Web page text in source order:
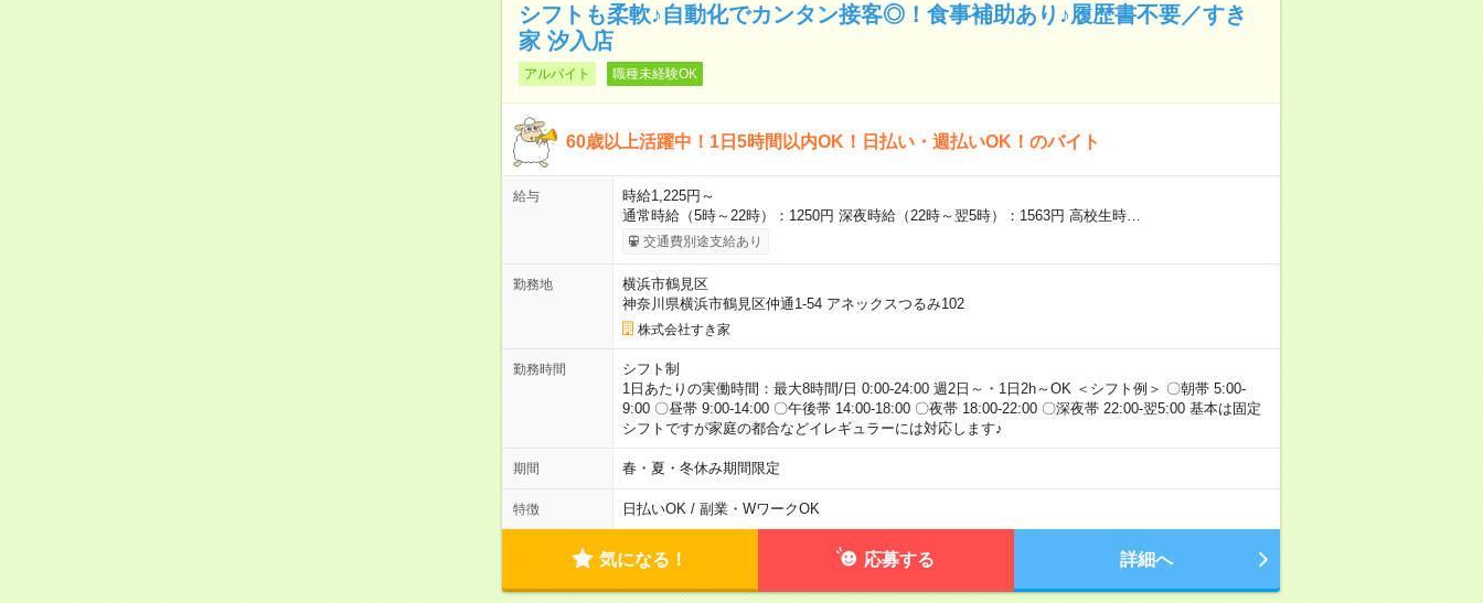
シフトも柔軟♪自動化でカンタン接客◎！食事補助あり♪履歴書不要／すき
家 汐入店
アルバイト 職種未経験OK
60歳以上活躍中！1日5時間以内OK！日払い・週払いOK！のバイト
給与
時給1,225円～
通常時給（5時～22時）：1250円 深夜時給（22時～翌5時）：1563円 高校生時…
交通費別途支給あり
勤務地
横浜市鶴見区
神奈川県横浜市鶴見区仲通1-54 アネックスつるみ102
株式会社すき家
勤務時間
シフト制
1日あたりの実働時間：最大8時間/日 0:00-24:00 週2日～・1日2h～OK ＜シフト例＞ 〇朝帯 5:00-
9:00 〇昼帯 9:00-14:00 〇午後帯 14:00-18:00 〇夜帯 18:00-22:00 〇深夜帯 22:00-翌5:00 基本は固定
シフトですが家庭の都合などイレギュラーには対応します♪
期間 春・夏・冬休み期間限定
特徴 日払いOK / 副業・WワークOK
気になる！ 応募する 詳細へ